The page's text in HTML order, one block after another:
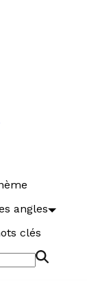
angles
clés